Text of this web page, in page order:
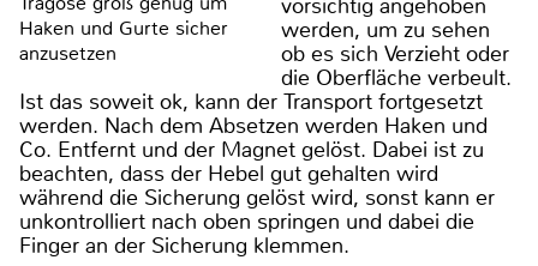
Haken und Gurte sicher
anzusetzen
vorsichtig angehoben
werden, um zu sehen
ob es sich Verzieht oder
die Oberfläche verbeult.
Ist das soweit ok, kann der Transport fortgesetzt
werden. Nach dem Absetzen werden Haken und
Co. Entfernt und der Magnet gelöst. Dabei ist zu
beachten, dass der Hebel gut gehalten wird
während die Sicherung gelöst wird, sonst kann er
unkontrolliert nach oben springen und dabei die
Finger an der Sicherung klemmen.